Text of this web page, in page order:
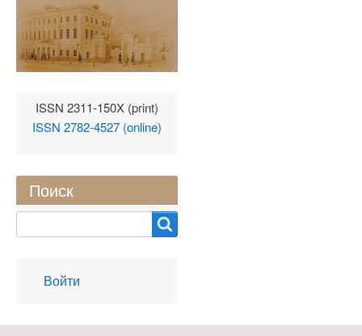
ISSN 2311-150X (print)
ISSN 2782-4527 (online)
Поиск
User
account
Войти